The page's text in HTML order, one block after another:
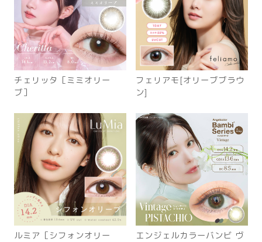
チェリッタ［ミミオリー
ブ］
フェリアモ[オリーブブラウ
ン]
ルミア［シフォンオリー
エンジェルカラーバンビ ヴ